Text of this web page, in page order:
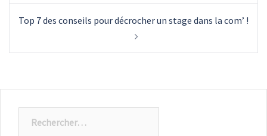
Top 7 des conseils pour décrocher un stage dans la com’ !